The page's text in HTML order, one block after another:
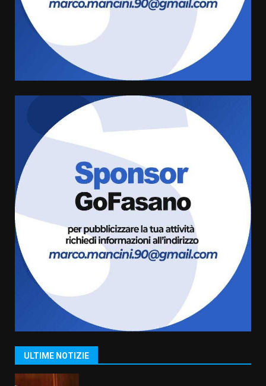
ULTIME NOTIZIE
A Savelletri torna la Sagra del
Pesce Spada: appuntamento a
sabato 8 agosto
L’abusivismo giornalistico è un
pericolo
3 Agosto 2026 17:22
Luca Fanigliulo è il nuovo
Presidente del Rotaract Club
Fasano
2 Agosto 2026 12:17
Il Premio Internazionale Fajano
torna a Savelletri
2 Agosto 2026 06:05
1
Serie D, l’Us Fasano è escluso
dal campionato
5 Agosto 2026 17:30